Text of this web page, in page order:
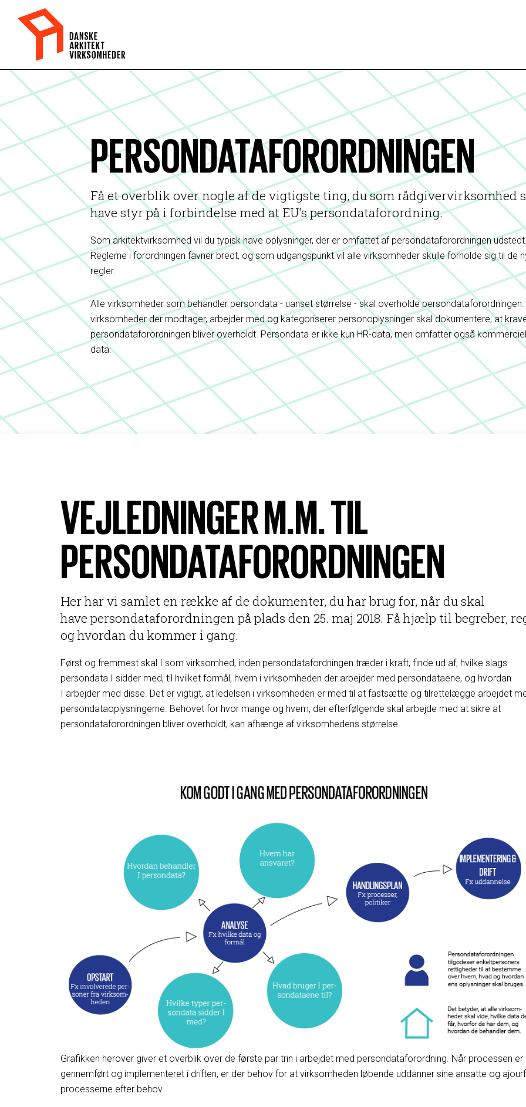
PERSONDATAFORORDNINGEN
Få et overblik over nogle af de vigtigste ting, du som rådgivervirksomhed
have styr på i forbindelse med at EU's persondataforordning.
Som arkitektvirksomhed vil du typisk have oplysninger, der er omfattet af persondataforordningen udstedt.
Reglerne i forordningen favner bredt, og som udgangspunkt vil alle virksomheder skulle forholde sig til de
regler.
Alle virksomheder som behandler persondata - uanset størrelse - skal overholde persondataforordningen.
virksomheder der modtager, arbejder med og kategoriserer personoplysninger skal dokumentere, at
persondataforordningen bliver overholdt. Persondata er ikke kun HR-data, men omfatter også
data.
VEJLEDNINGER M.M. TIL
PERSONDATAFORORDNINGEN
Her har vi samlet en række af de dokumenter, du har brug for, når du skal
have persondataforordningen på plads den 25. maj 2018. Få hjælp til begreber,
og hvordan du kommer i gang.
Først og fremmest skal I som virksomhed, inden persondatafordningen træder i kraft, finde ud af, hvilke slags
persondata I sidder med, til hvilket formål, hvem i virksomheden der arbejder med persondataene, og hvordan
I arbejder med disse. Det er vigtigt, at ledelsen i virksomheden er med til at fastsætte og tilrettelægge arbejdet
persondataoplysningerne. Behovet for hvor mange og hvem, der efterfølgende skal arbejde med at sikre at
persondataforordningen bliver overholdt, kan afhænge af virksomhedens størrelse.
Grafikken herover giver et overblik over de første par trin i arbejdet med persondataforordning. Når processen er
gennemført og implementeret i driften, er der behov for at virksomheden løbende uddanner sine ansatte og
processerne efter behov.